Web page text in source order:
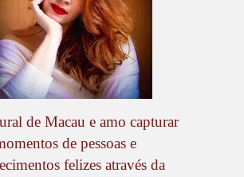
de Macau e amo capturar
de pessoas e
felizes através da